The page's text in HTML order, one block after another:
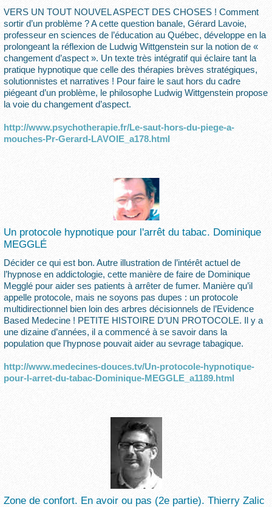
VERS UN TOUT NOUVEL ASPECT DES CHOSES ! Comment
sortir d’un problème ? A cette question banale, Gérard Lavoie,
professeur en sciences de l’éducation au Québec, développe en la
prolongeant la réflexion de Ludwig Wittgenstein sur la notion de «
changement d’aspect ». Un texte très intégratif qui éclaire tant la
pratique hypnotique que celle des thérapies brèves stratégiques,
solutionnistes et narratives ! Pour faire le saut hors du cadre
piégeant d’un problème, le philosophe Ludwig Wittgenstein propose
la voie du changement d’aspect.
http://www.psychotherapie.fr/Le-saut-hors-du-piege-a-
mouches-Pr-Gerard-LAVOIE_a178.html
Un protocole hypnotique pour l'arrêt du tabac. Dominique
MEGGLÉ
Décider ce qui est bon. Autre illustration de l’intérêt actuel de
l’hypnose en addictologie, cette manière de faire de Dominique
Megglé pour aider ses patients à arrêter de fumer. Manière qu’il
appelle protocole, mais ne soyons pas dupes : un protocole
multidirectionnel bien loin des arbres décisionnels de l’Evidence
Based Medecine ! PETITE HISTOIRE D’UN PROTOCOLE. Il y a
une dizaine d’années, il a commencé à se savoir dans la
population que l’hypnose pouvait aider au sevrage tabagique.
http://www.medecines-douces.tv/Un-protocole-hypnotique-
pour-l-arret-du-tabac-Dominique-MEGGLE_a1189.html
Zone de confort. En avoir ou pas (2e partie). Thierry Zalic